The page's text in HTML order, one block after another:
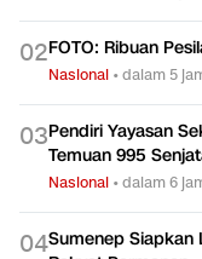
02FOTO: Ribuan
Nasional •dalam 5
03Pendiri Yayasan
Temuan 995
Nasional •dalam 6
04Sumenep Siapkan